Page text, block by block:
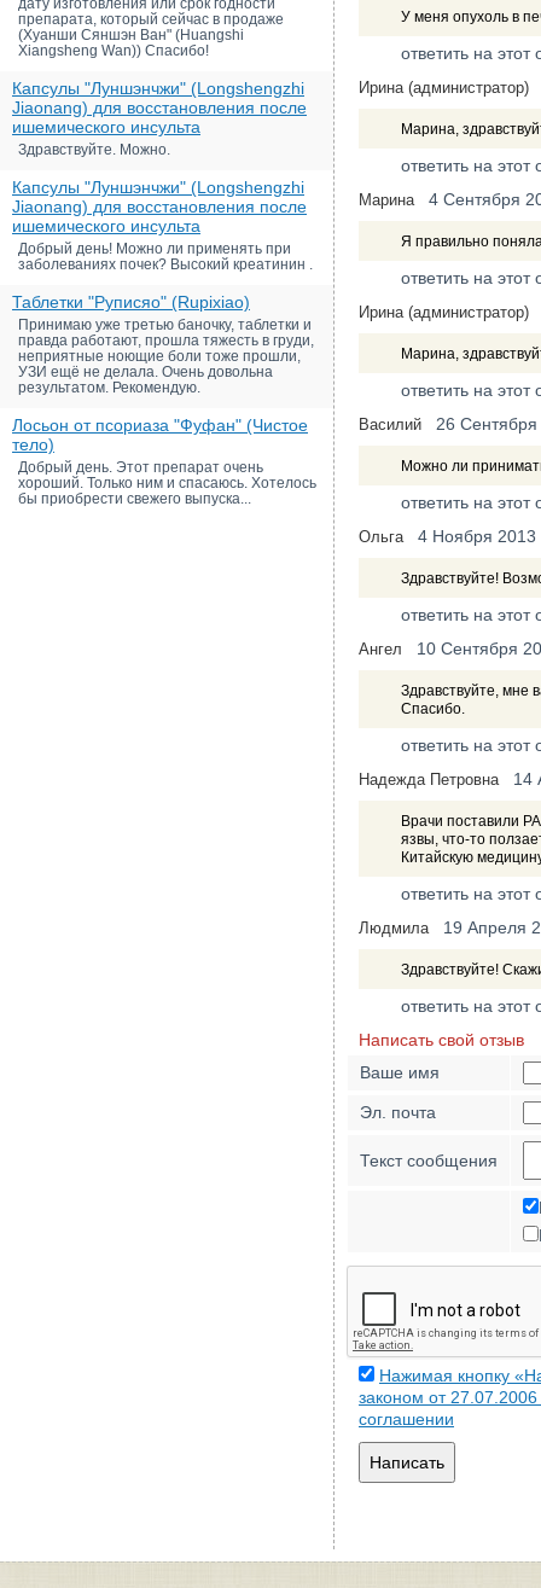
дату изготовления или срок годности
препарата, который сейчас в продаже
(Хуанши Сяншэн Ван" (Huangshi
Xiangsheng Wan)) Спасибо!
Капсулы "Луншэнчжи" (Longshengzhi
Jiaonang) для восстановления после
ишемического инсульта
Здравствуйте. Можно.
Капсулы "Луншэнчжи" (Longshengzhi
Jiaonang) для восстановления после
ишемического инсульта
Добрый день! Можно ли применять при
заболеваниях почек? Высокий креатинин .
Таблетки "Руписяо" (Rupixiao)
Принимаю уже третью баночку, таблетки и
правда работают, прошла тяжесть в груди,
неприятные ноющие боли тоже прошли,
УЗИ ещё не делала. Очень довольна
результатом. Рекомендую.
Лосьон от псориаза "Фуфан" (Чистое
тело)
Добрый день. Этот препарат очень
хороший. Только ним и спасаюсь. Хотелось
бы приобрести свежего выпуска...
У меня опухоль в
ответить на этот
Ирина (администратор)
Марина,
ответить на этот
Марина 4 Сентября
Я правильно
ответить на этот
Ирина (администратор)
Марина,
ответить на этот
Василий 26
Можно ли
ответить на этот
Ольга 4 Ноября 2013
Здравствуйте!
ответить на этот
Ангел 10 Сентября
Здравствуйте, мне
Спасибо.
ответить на этот
Надежда Петровна 14
Врачи поставили
язвы, что-то
Китайскую
ответить на этот
Людмила 19 Апреля
Здравствуйте!
ответить на этот
Написать свой отзыв
Ваше имя
Эл. почта
Текст сообщения
Нажимая кнопку
законом от
соглашении
Написать